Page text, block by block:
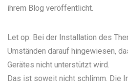
ihrem Blog veröffentlicht.
Let op: Bei der Installation des
Umständen darauf hingewiesen,
Gerätes nicht unterstützt wird.
Das ist soweit nicht schlimm. Die